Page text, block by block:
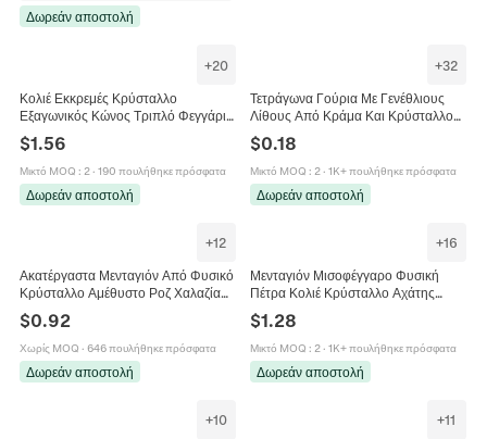
Δωρεάν αποστολή
+20
Κολιέ Εκκρεμές Κρύσταλλο
Εξαγωνικός Κώνος Τριπλό Φεγγάρι
Πεντάλφα Θρυμματισμένη Πέτρα
Ρητίνη Πηνίο Χαλκού Κοσμήματα
$1.56
Μικτό MOQ : 2· 190 πουλήθηκε πρόσφατα
Δωρεάν αποστολή
+32
Τετράγωνα Γούρια Με Γενέθλιους
Λίθους Από Κράμα Και Κρύσταλλο
Κοσμήματα DIY Γυναίκες
$0.18
Μικτό MOQ : 2· 1K+ πουλήθηκε πρόσφατα
Δωρεάν αποστολή
+12
Ακατέργαστα Μενταγιόν Από Φυσικό
Κρύσταλλο Αμέθυστο Ροζ Χαλαζία
Με Επιχρυσωμένο Κούμπωμα Για
Κατασκευή Κοσμημάτων DIY
$0.92
Χωρίς MOQ · 646 πουλήθηκε πρόσφατα
Δωρεάν αποστολή
+16
Μενταγιόν Μισοφέγγαρο Φυσική
Πέτρα Κολιέ Κρύσταλλο Αχάτης
Αμέθυστος Μάτι Τίγρης Ροζ
Χαλαζίας Boho Ουράνια Κοσμήματα
$1.28
Μικτό MOQ : 2· 1K+ πουλήθηκε πρόσφατα
Δωρεάν αποστολή
+10 +11